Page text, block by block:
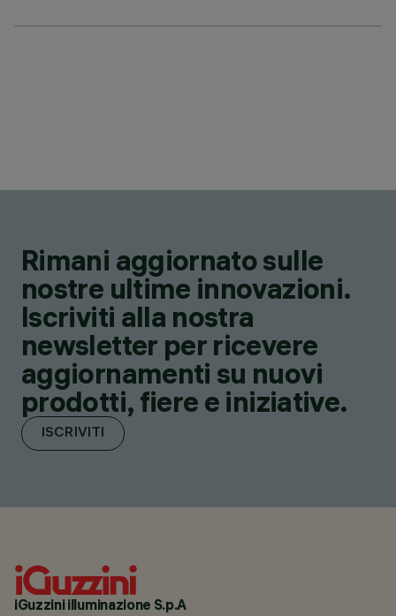
Rimani aggiornato sulle
nostre ultime innovazioni.
Iscriviti alla nostra
newsletter per ricevere
aggiornamenti su nuovi
prodotti, fiere e iniziative.
ISCRIVITI
iGuzzini illuminazione S.p.A